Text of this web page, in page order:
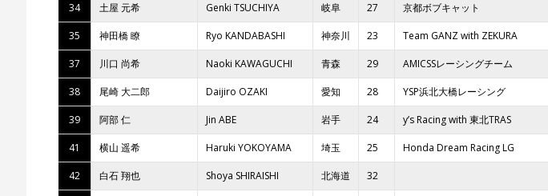
34 土屋 元希 Genki TSUCHIYA 岐阜 27 京都ボブキャット
35 神田橋 瞭 Ryo KANDABASHI 神奈川 23 Team GANZ with ZEKURA
37 川口 尚希 Naoki KAWAGUCHI 青森 29 AMICSSレーシングチーム
38 尾崎 大二郎 Daijiro OZAKI 愛知 28 YSP浜北大橋レーシング
39 阿部 仁 Jin ABE 岩手 24 y’s Racing with 東北TRAS
41 横山 遥希 Haruki YOKOYAMA 埼玉 25 Honda Dream Racing LG
42 白石 翔也 Shoya SHIRAISHI 北海道 32